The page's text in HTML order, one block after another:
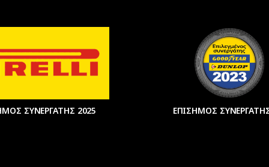
ΣΥΝΕΡΓΑΤΗΣ 2025
ΕΠΙΣΗΜΟΣ